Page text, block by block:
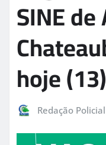
SINE
hoje (13)
Redação